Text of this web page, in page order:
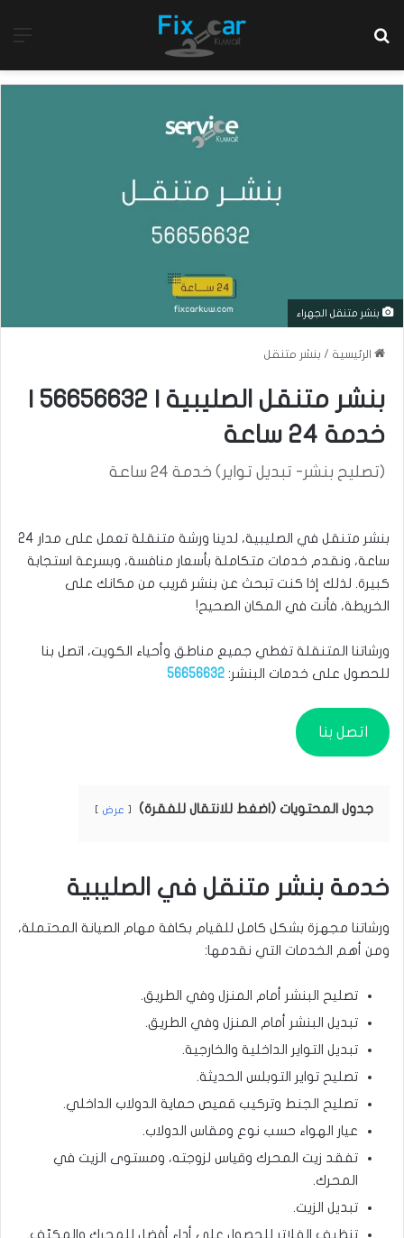
بنشر متنقل الجهراء
الرئيسية / بنشر متنقل
خدمة 24 ساعة
(تصليح بنشر- تبديل تواير) خدمة 24 ساعة
بنشر متنقل في الصليبية، لدينا ورشة متنقلة تعمل على مدار 24
ساعة، ونقدم خدمات متكاملة بأسعار منافسة، وبسرعة استجابة
كبيرة. لذلك إذا كنت تبحث عن بنشر قريب من مكانك على
الخريطة، فأنت في المكان الصحيح!
ورشاتنا المتنقلة تغطي جميع مناطق وأحياء الكويت، اتصل بنا
للحصول على خدمات البنشر: 56656632
اتصل بنا
جدول المحتويات (اضغط للانتقال للفقرة) عرض
خدمة بنشر متنقل في الصليبية
ورشاتنا مجهزة بشكل كامل للقيام بكافة مهام الصيانة المحتملة،
ومن أهم الخدمات التي نقدمها:
تصليح البنشر أمام المنزل وفي الطريق.
تبديل البنشر أمام المنزل وفي الطريق.
تبديل التواير الداخلية والخارجية.
تصليح تواير التوبلس الحديثة.
تصليح الجنط وتركيب قميص حماية الدولاب الداخلي.
عيار الهواء حسب نوع ومقاس الدولاب.
تفقد زيت المحرك وقياس لزوجته، ومستوى الزيت في
المحرك.
تبديل الزيت.
تنظيف الفلاتر للحصول على أداء أفضل للمحرك والمكيّف.